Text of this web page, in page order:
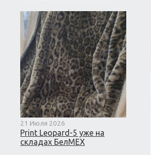
21 Июля 2026
Print Leopard-5 уже на
складах БелМЕХ